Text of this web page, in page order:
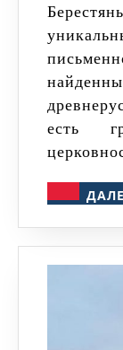
Берестяные грамоты — это
есть